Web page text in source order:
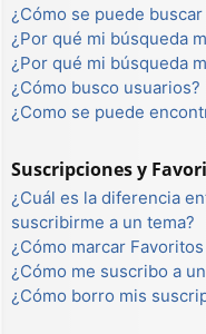
¿Cómo se puede
¿Por qué mi búsqueda
¿Por qué mi búsqueda
¿Cómo busco usuarios?
¿Como se puede
Suscripciones y
¿Cuál es la diferencia
suscribirme a un tema?
¿Cómo marcar
¿Cómo me suscribo a
¿Cómo borro mis